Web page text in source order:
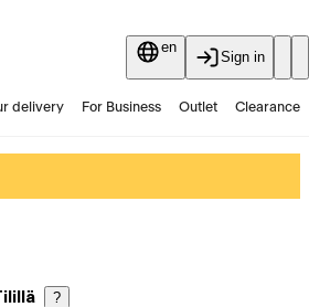
en
Sign in
delivery For Business Outlet Clearance
?